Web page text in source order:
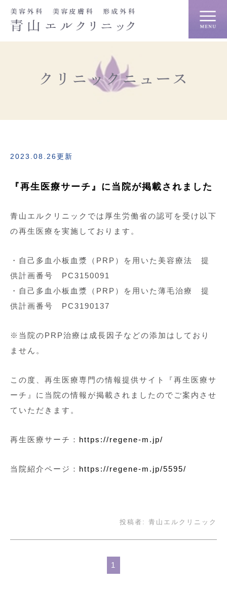
クリニックニュース
2023.08.26更新
『再生医療サーチ』に当院が掲載されました
青山エルクリニックでは厚生労働省の認可を受け以下
の再生医療を実施しております。
・自己多血小板血漿（PRP）を用いた美容療法 提
供計画番号 PC3150091
・自己多血小板血漿（PRP）を用いた薄毛治療 提
供計画番号 PC3190137
※当院のPRP治療は成長因子などの添加はしており
ません。
この度、再生医療専門の情報提供サイト『再生医療サ
ーチ』に当院の情報が掲載されましたのでご案内させ
ていただきます。
再生医療サーチ： https://regene-m.jp/
当院紹介ページ： https://regene-m.jp/5595/
投稿者: 青山エルクリニック
1